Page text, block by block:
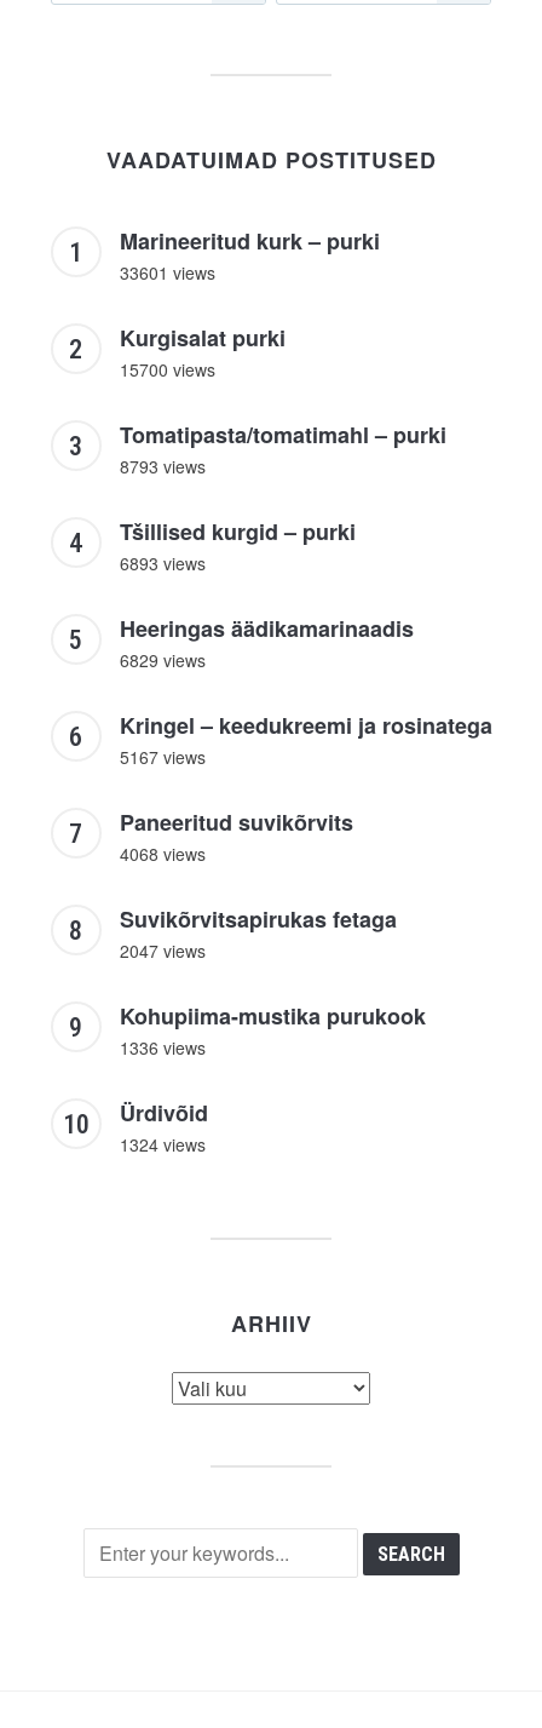
VAADATUIMAD POSTITUSED
Marineeritud kurk – purki
33601 views
Kurgisalat purki
15700 views
Tomatipasta/tomatimahl – purki
8793 views
Tšillised kurgid – purki
6893 views
Heeringas äädikamarinaadis
6829 views
Kringel – keedukreemi ja rosinatega
5167 views
Paneeritud suvikõrvits
4068 views
Suvikõrvitsapirukas fetaga
2047 views
Kohupiima-mustika purukook
1336 views
Ürdivõid
1324 views
ARHIIV